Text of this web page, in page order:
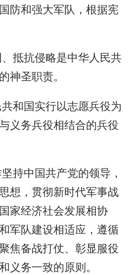
防和强大军队，根据宪
抵抗侵略是中华人民共
神圣职责。
和国实行以志愿兵役为
义务兵役相结合的兵役
持中国共产党的领导，
想，贯彻新时代军事战
家经济社会发展相协
军队建设相适应，遵循
焦备战打仗、彰显服役
义务一致的原则。